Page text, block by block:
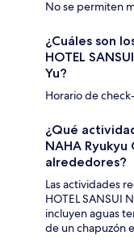
No se permiten
¿Cuáles son
HOTEL
Yu?
Horario de
¿Qué
NAHA
alrededores?
Las actividades
HOTEL SANSUI
incluyen aguas
de un chapuzón